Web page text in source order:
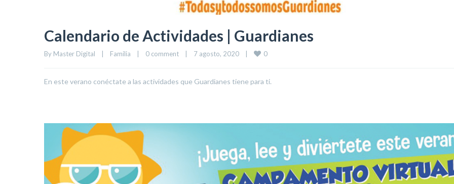
Calendario de Actividades | Guardianes
By Master Digital Familia 0 comment 7 agosto, 2020 0
En este verano conéctate a las actividades que Guardianes tiene para ti.